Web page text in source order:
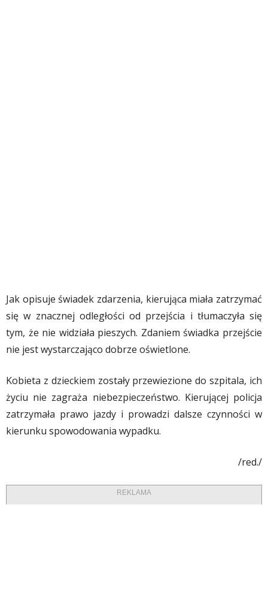
Jak opisuje świadek zdarzenia, kierująca miała zatrzymać
się w znacznej odległości od przejścia i tłumaczyła się
tym, że nie widziała pieszych. Zdaniem świadka przejście
nie jest wystarczająco dobrze oświetlone.
Kobieta z dzieckiem zostały przewiezione do szpitala, ich
życiu nie zagraża niebezpieczeństwo. Kierującej policja
zatrzymała prawo jazdy i prowadzi dalsze czynności w
kierunku spowodowania wypadku.
/red./
REKLAMA